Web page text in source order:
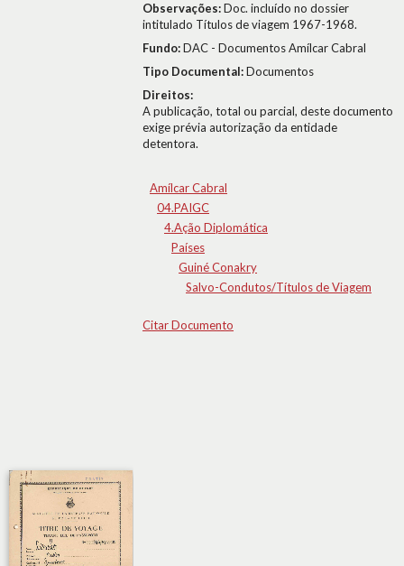
Observações:Doc. incluído no dossier
intitulado Títulos de viagem 1967-1968.
Fundo:DAC - Documentos Amílcar Cabral
Tipo Documental:Documentos
Direitos:
A publicação, total ou parcial, deste documento
exige prévia autorização da entidade
detentora.
Amílcar Cabral
04.PAIGC
4.Ação Diplomática
Países
Guiné Conakry
Salvo-Condutos/Títulos de Viagem
Citar Documento